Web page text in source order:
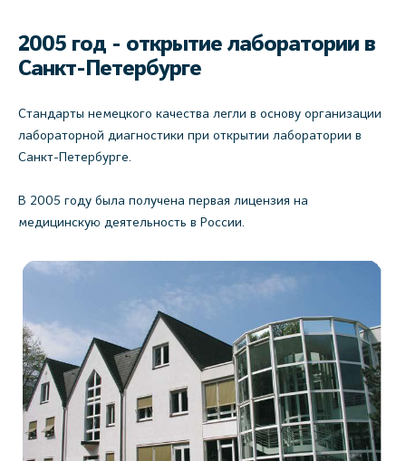
2005 год - открытие лаборатории в
Санкт-Петербурге
Стандарты немецкого качества легли в основу организации
лабораторной диагностики при открытии лаборатории в
Санкт-Петербурге.
В 2005 году была получена первая лицензия на
медицинскую деятельность в России.